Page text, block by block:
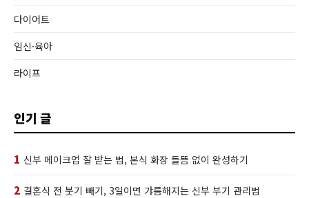
다이어트
임신·육아
라이프
인기 글
1 신부 메이크업 잘 받는 법, 본식 화장 들뜸 없이 완성하기
2 결혼식 전 붓기 빼기, 3일이면 갸름해지는 신부 부기 관리법